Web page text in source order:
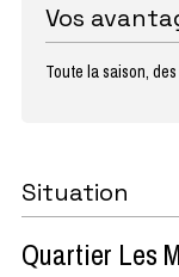
Vos
Toute la saison,
Situation
Quartier Les